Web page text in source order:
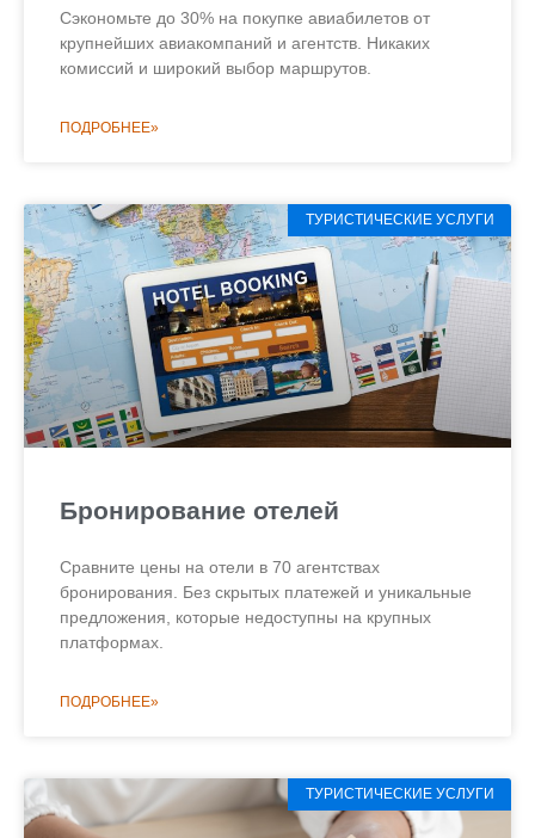
Сэкономьте до 30% на покупке авиабилетов от
крупнейших авиакомпаний и агентств. Никаких
комиссий и широкий выбор маршрутов.
ПОДРОБНЕЕ»
ТУРИСТИЧЕСКИЕ УСЛУГИ
Бронирование отелей
Сравните цены на отели в 70 агентствах
бронирования. Без скрытых платежей и уникальные
предложения, которые недоступны на крупных
платформах.
ПОДРОБНЕЕ»
ТУРИСТИЧЕСКИЕ УСЛУГИ